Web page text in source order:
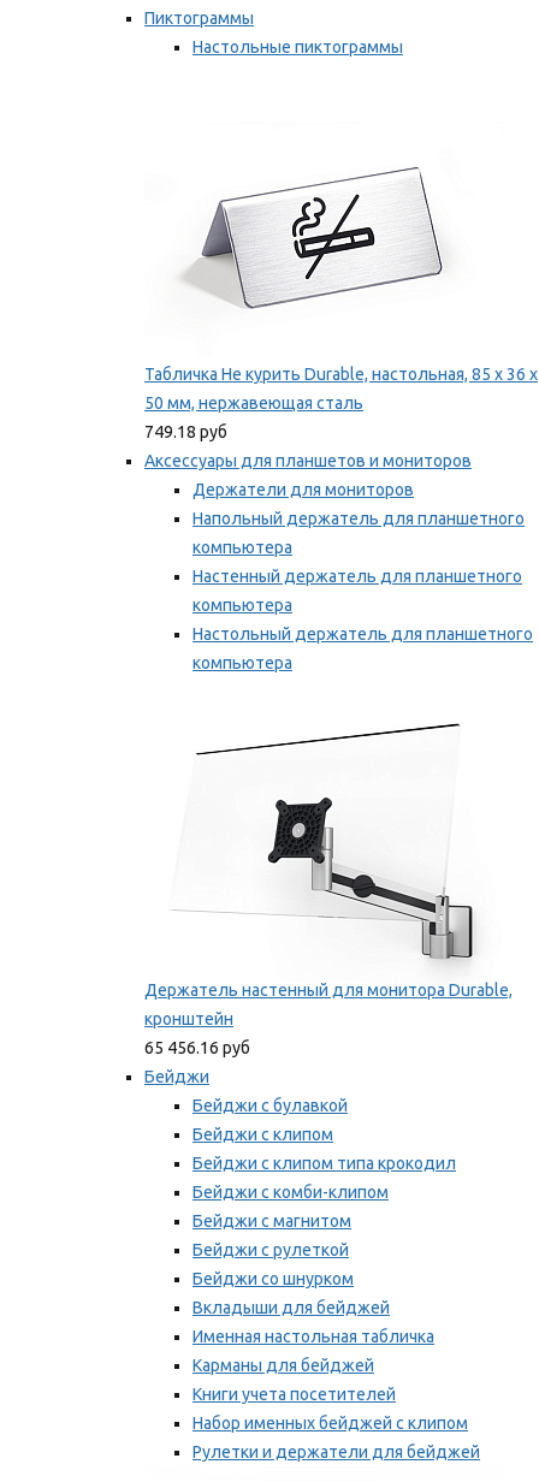
Пиктограммы
Настольные пиктограммы
Табличка Не курить Durable, настольная, 85 x 36 x
50 мм, нержавеющая сталь
749.18 руб
Аксессуары для планшетов и мониторов
Держатели для мониторов
Напольный держатель для планшетного
компьютера
Настенный держатель для планшетного
компьютера
Настольный держатель для планшетного
компьютера
Держатель настенный для монитора Durable,
кронштейн
65 456.16 руб
Бейджи
Бейджи с булавкой
Бейджи с клипом
Бейджи с клипом типа крокодил
Бейджи с комби-клипом
Бейджи с магнитом
Бейджи с рулеткой
Бейджи со шнурком
Вкладыши для бейджей
Именная настольная табличка
Карманы для бейджей
Книги учета посетителей
Набор именных бейджей с клипом
Рулетки и держатели для бейджей